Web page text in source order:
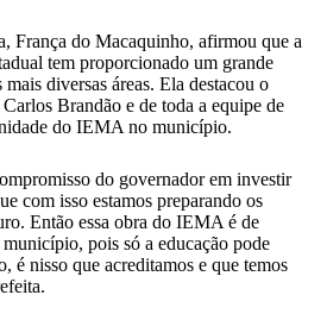
França do Macaquinho, afirmou que a
tem proporcionado um grande
diversas áreas. Ela destacou o
Brandão e de toda a equipe de
do IEMA no município.
do governador em investir
com isso estamos preparando os
Então essa obra do IEMA é de
pois só a educação pode
é nisso que acreditamos e que temos